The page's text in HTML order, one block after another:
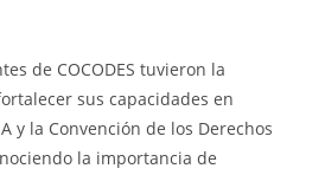
de COCODES tuvieron la
sus capacidades en
y la Convención de los Derechos
la importancia de